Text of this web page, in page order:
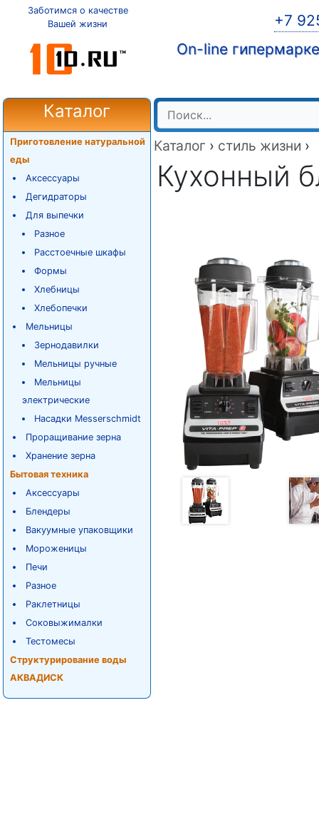
Заботимся о качестве
Вашей жизни
+7
On-line
Каталог
Приготовление натуральной
еды
Аксессуары
Дегидраторы
Для выпечки
Разное
Расстоечные шкафы
Формы
Хлебницы
Хлебопечки
Мельницы
Зернодавилки
Мельницы ручные
Мельницы
электрические
Насадки Messerschmidt
Проращивание зерна
Хранение зерна
Бытовая техника
Аксессуары
Блендеры
Вакуумные упаковщики
Мороженицы
Печи
Разное
Раклетницы
Соковыжималки
Тестомесы
Структурирование воды
АКВАДИСК
Каталог › стиль жизни ›
Кухонный